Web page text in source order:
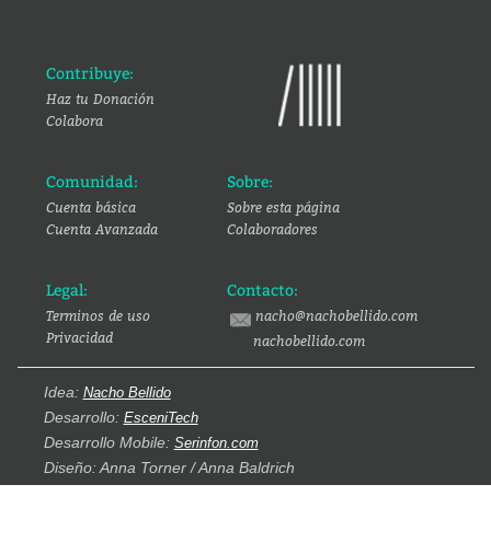
Contribuye:
Haz tu Donación
Colabora
Comunidad:
Cuenta básica
Cuenta Avanzada
Sobre:
Sobre esta página
Colaboradores
Legal:
Terminos de uso
Privacidad
Contacto:
nacho@nachobellido.com
nachobellido.com
Idea: Nacho Bellido
Desarrollo: EsceniTech
Desarrollo Mobile: Serinfon.com
Diseño: Anna Torner / Anna Baldrich